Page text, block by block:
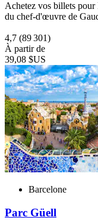
Achetez vos billets pour
du chef-d'œuvre de
4,7 (89 301)
À partir de
39,08 $US
Barcelone
Parc Güell